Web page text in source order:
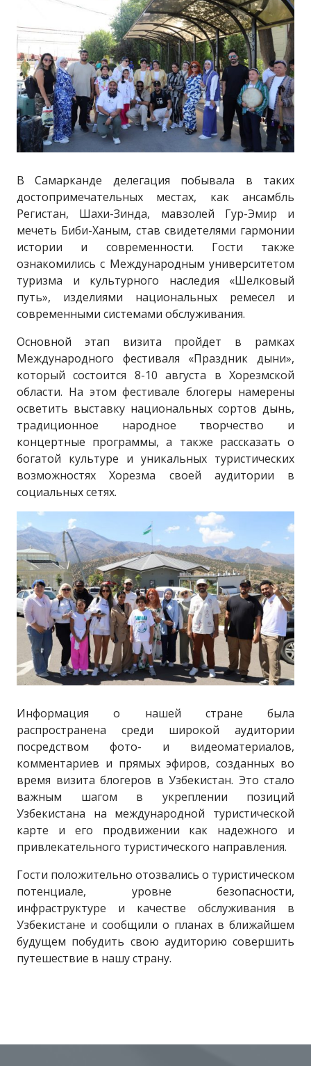
В Самарканде делегация побывала в таких
достопримечательных местах, как ансамбль
Регистан, Шахи-Зинда, мавзолей Гур-Эмир и
мечеть Биби-Ханым, став свидетелями гармонии
истории и современности. Гости также
ознакомились с Международным университетом
туризма и культурного наследия «Шелковый
путь», изделиями национальных ремесел и
современными системами обслуживания.
Основной этап визита пройдет в рамках
Международного фестиваля «Праздник дыни»,
который состоится 8-10 августа в Хорезмской
области. На этом фестивале блогеры намерены
осветить выставку национальных сортов дынь,
традиционное народное творчество и
концертные программы, а также рассказать о
богатой культуре и уникальных туристических
возможностях Хорезма своей аудитории в
социальных сетях.
Информация о нашей стране была
распространена среди широкой аудитории
посредством фото- и видеоматериалов,
комментариев и прямых эфиров, созданных во
время визита блогеров в Узбекистан. Это стало
важным шагом в укреплении позиций
Узбекистана на международной туристической
карте и его продвижении как надежного и
привлекательного туристического направления.
Гости положительно отозвались о туристическом
потенциале, уровне безопасности,
инфраструктуре и качестве обслуживания в
Узбекистане и сообщили о планах в ближайшем
будущем побудить свою аудиторию совершить
путешествие в нашу страну.